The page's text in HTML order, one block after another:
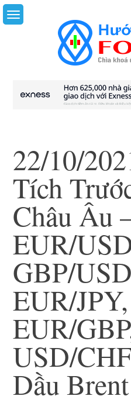
Skip
to
22/10/
Tích
Châu Âu
EUR/
GBP/
EUR/JPY,
EUR/
USD/
Dầu Brent